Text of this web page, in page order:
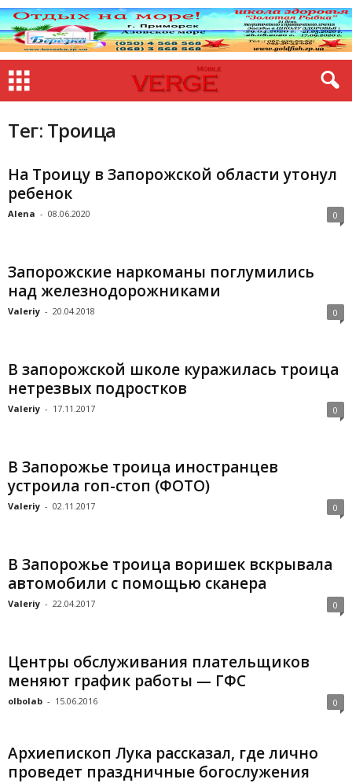
Тег: Троица
На Троицу в Запорожской области утонул
ребенок
Alena - 08.06.2020 0
Запорожские наркоманы поглумились
над железнодорожниками
Valeriy - 20.04.2018 0
В запорожской школе куражилась троица
нетрезвых подростков
Valeriy - 17.11.2017 0
В Запорожье троица иностранцев
устроила гоп-стоп (ФОТО)
Valeriy - 02.11.2017 0
В Запорожье троица воришек вскрывала
автомобили с помощью сканера
Valeriy - 22.04.2017 0
Центры обслуживания плательщиков
меняют график работы — ГФС
olbolab - 15.06.2016 0
Архиепископ Лука рассказал, где лично
проведет праздничные богослужения